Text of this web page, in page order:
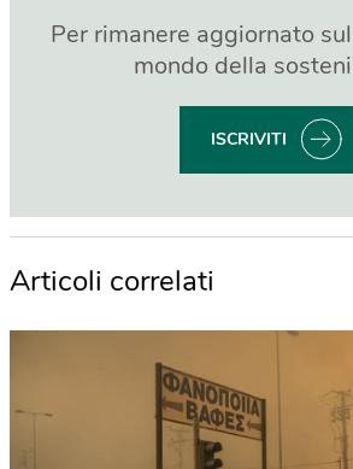
Per rimanere aggiornato
mondo della
ISCRIVITI
Articoli correlati